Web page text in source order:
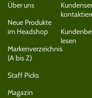
Über uns
Neue Produkte
im Headshop
Markenverzeichnis
(A bis Z)
Staff Picks
Magazin
lesen